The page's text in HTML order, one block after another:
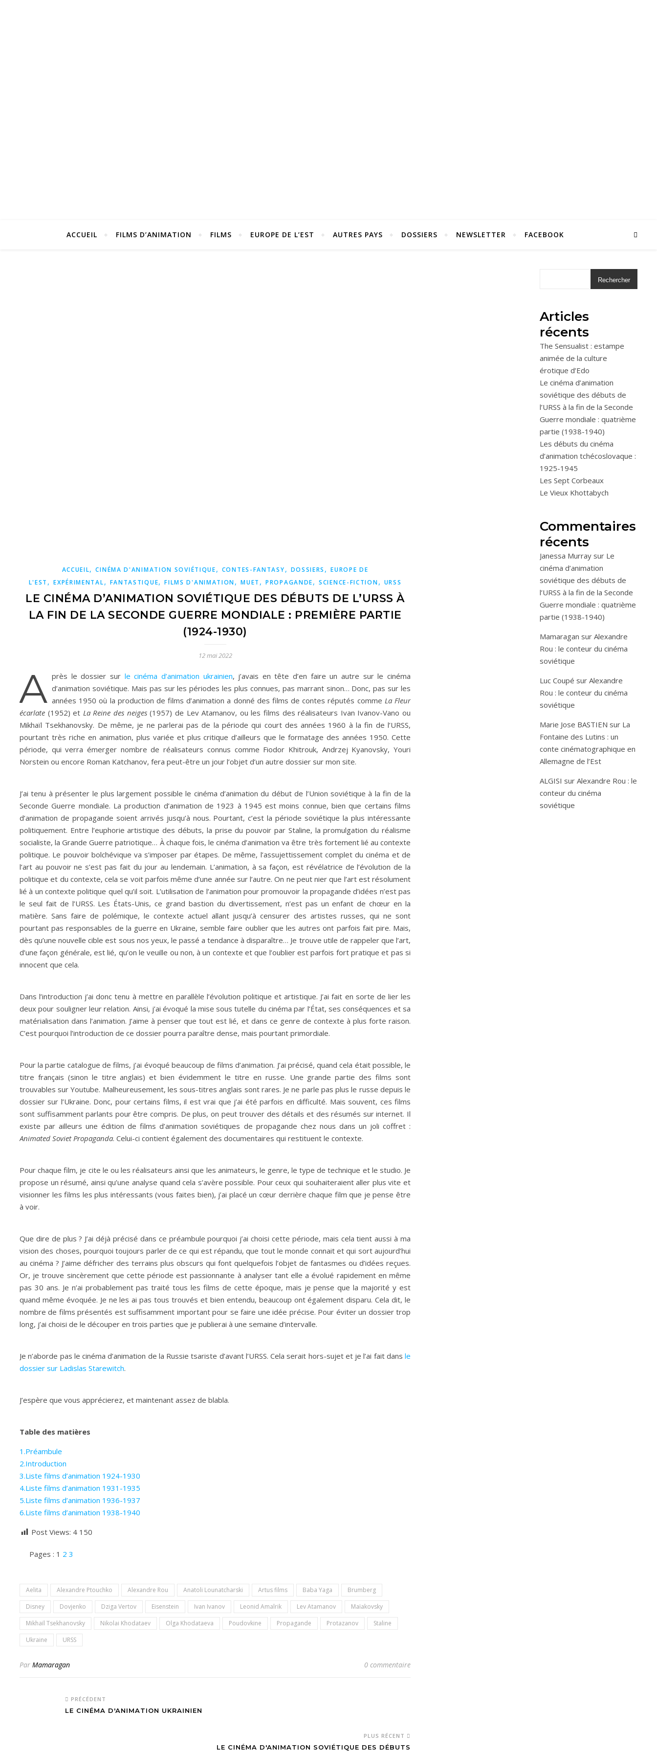
ACCUEIL FILMS D’ANIMATION FILMS EUROPE DE L’EST AUTRES PAYS DOSSIERS NEWSLETTER FACEBOOK
ACCUEIL,CINÉMA D'ANIMATION SOVIÉTIQUE, CONTES-FANTASY, DOSSIERS ,EUROPE DE
L'EST ,EXPÉRIMENTAL, FANTASTIQUE,FILMS D'ANIMATION,MUET , PROPAGANDE, SCIENCE-FICTION, URSS
LE CINÉMA D’ANIMATION SOVIÉTIQUE DES DÉBUTS DE L’URSS À
LA FIN DE LA SECONDE GUERRE MONDIALE : PREMIÈRE PARTIE
(1924-1930)
12 mai 2022
A près le dossier sur le cinéma d’animation ukrainien, j’avais en tête d’en faire un autre sur le cinéma
d’animation soviétique. Mais pas sur les périodes les plus connues, pas marrant sinon… Donc, pas sur les
années 1950 où la production de films d’animation a donné des films de contes réputés comme La Fleur
écarlate (1952) et La Reine des neiges(1957) de Lev Atamanov, ou les films des réalisateurs Ivan Ivanov-Vano ou
Mikhaïl Tsekhanovsky. De même, je ne parlerai pas de la période qui court des années 1960 à la fin de l’URSS,
pourtant très riche en animation, plus variée et plus critique d’ailleurs que le formatage des années 1950. Cette
période, qui verra émerger nombre de réalisateurs connus comme Fiodor Khitrouk, Andrzej Kyanovsky, Youri
Norstein ou encore Roman Katchanov, fera peut-être un jour l’objet d’un autre dossier sur mon site.
J’ai tenu à présenter le plus largement possible le cinéma d’animation du début de l’Union soviétique à la fin de la
Seconde Guerre mondiale. La production d’animation de 1923 à 1945 est moins connue, bien que certains films
d’animation de propagande soient arrivés jusqu’à nous. Pourtant, c’est la période soviétique la plus intéressante
politiquement. Entre l’euphorie artistique des débuts, la prise du pouvoir par Staline, la promulgation du réalisme
socialiste, la Grande Guerre patriotique… À chaque fois, le cinéma d’animation va être très fortement lié au contexte
politique. Le pouvoir bolchévique va s’imposer par étapes. De même, l’assujettissement complet du cinéma et de
l’art au pouvoir ne s’est pas fait du jour au lendemain. L’animation, à sa façon, est révélatrice de l’évolution de la
politique et du contexte, cela se voit parfois même d’une année sur l’autre. On ne peut nier que l’art est résolument
lié à un contexte politique quel qu’il soit. L’utilisation de l’animation pour promouvoir la propagande d’idées n’est pas
le seul fait de l’URSS. Les États-Unis, ce grand bastion du divertissement, n’est pas un enfant de chœur en la
matière. Sans faire de polémique, le contexte actuel allant jusqu’à censurer des artistes russes, qui ne sont
pourtant pas responsables de la guerre en Ukraine, semble faire oublier que les autres ont parfois fait pire. Mais,
dès qu’une nouvelle cible est sous nos yeux, le passé a tendance à disparaître… Je trouve utile de rappeler que l’art,
d’une façon générale, est lié, qu’on le veuille ou non, à un contexte et que l’oublier est parfois fort pratique et pas si
innocent que cela.
Dans l’introduction j’ai donc tenu à mettre en parallèle l’évolution politique et artistique. J’ai fait en sorte de lier les
deux pour souligner leur relation. Ainsi, j’ai évoqué la mise sous tutelle du cinéma par l’État, ses conséquences et sa
matérialisation dans l’animation. J’aime à penser que tout est lié, et dans ce genre de contexte à plus forte raison.
C’est pourquoi l’introduction de ce dossier pourra paraître dense, mais pourtant primordiale.
Pour la partie catalogue de films, j’ai évoqué beaucoup de films d’animation. J’ai précisé, quand cela était possible, le
titre français (sinon le titre anglais) et bien évidemment le titre en russe. Une grande partie des films sont
trouvables sur Youtube. Malheureusement, les sous-titres anglais sont rares. Je ne parle pas plus le russe depuis le
dossier sur l’Ukraine. Donc, pour certains films, il est vrai que j’ai été parfois en difficulté. Mais souvent, ces films
sont suffisamment parlants pour être compris. De plus, on peut trouver des détails et des résumés sur internet. Il
existe par ailleurs une édition de films d’animation soviétiques de propagande chez nous dans un joli coffret :
Animated Soviet Propaganda. Celui-ci contient également des documentaires qui restituent le contexte.
Pour chaque film, je cite le ou les réalisateurs ainsi que les animateurs, le genre, le type de technique et le studio. Je
propose un résumé, ainsi qu’une analyse quand cela s’avère possible. Pour ceux qui souhaiteraient aller plus vite et
visionner les films les plus intéressants (vous faites bien), j’ai placé un cœur derrière chaque film que je pense être
à voir.
Que dire de plus ? J’ai déjà précisé dans ce préambule pourquoi j’ai choisi cette période, mais cela tient aussi à ma
vision des choses, pourquoi toujours parler de ce qui est répandu, que tout le monde connait et qui sort aujourd’hui
au cinéma ? J’aime défricher des terrains plus obscurs qui font quelquefois l’objet de fantasmes ou d’idées reçues.
Or, je trouve sincèrement que cette période est passionnante à analyser tant elle a évolué rapidement en même
pas 30 ans. Je n’ai probablement pas traité tous les films de cette époque, mais je pense que la majorité y est
quand même évoquée. Je ne les ai pas tous trouvés et bien entendu, beaucoup ont également disparu. Cela dit, le
nombre de films présentés est suffisamment important pour se faire une idée précise. Pour éviter un dossier trop
long, j’ai choisi de le découper en trois parties que je publierai à une semaine d’intervalle.
Je n’aborde pas le cinéma d’animation de la Russie tsariste d’avant l’URSS. Cela serait hors-sujet et je l’ai fait dans le
dossier sur Ladislas Starewitch.
J’espère que vous apprécierez, et maintenant assez de blabla.
Table des matières
1.Préambule
2.Introduction
3.Liste films d’animation 1924-1930
4.Liste films d’animation 1931-1935
5.Liste films d’animation 1936-1937
6.Liste films d’animation 1938-1940
Post Views: 4 150
Pages : 1 2 3
Aelita Alexandre Ptouchko Alexandre Rou Anatoli Lounatcharski Artus films Baba Yaga
Brumberg
Disney
Dovjenko Dziga Vertov Eisenstein Ivan Ivanov Leonid Amalrik Lev Atamanov
Maïakovsky
Mikhaïl Tsekhanovsky
Nikolai Khodataev Olga Khodataeva Poudovkine Propagande Protazanov
Staline
Ukraine
URSS
Par Mamaragan 0 commentaire
PRÉCÉDENT
LE CINÉMA D'ANIMATION UKRAINIEN
PLUS RÉCENT
LE CINÉMA D'ANIMATION SOVIÉTIQUE DES DÉBUTS
Rechercher
Articles
récents
The Sensualist : estampe
animée de la culture
érotique d’Edo
Le cinéma d’animation
soviétique des débuts de
l’URSS à la fin de la Seconde
Guerre mondiale : quatrième
partie (1938-1940)
Les débuts du cinéma
d’animation tchécoslovaque :
1925-1945
Les Sept Corbeaux
Le Vieux Khottabych
Commentaires
récents
Janessa Murray sur Le
cinéma d’animation
soviétique des débuts de
l’URSS à la fin de la Seconde
Guerre mondiale : quatrième
partie (1938-1940)
Mamaragan sur Alexandre
Rou : le conteur du cinéma
soviétique
Luc Coupé sur Alexandre
Rou : le conteur du cinéma
soviétique
Marie Jose BASTIEN sur La
Fontaine des Lutins : un
conte cinématographique en
Allemagne de l’Est
ALGISI sur Alexandre Rou : le
conteur du cinéma
soviétique